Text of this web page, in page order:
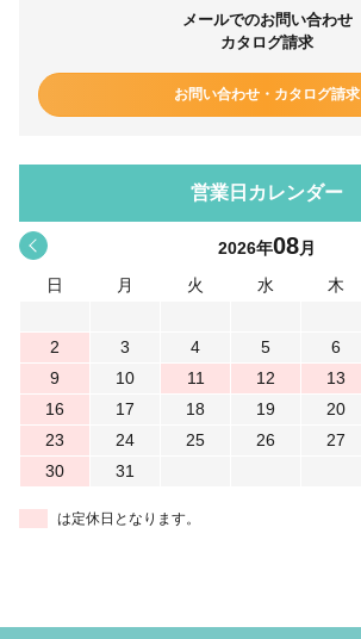
メールでのお問い合わせ
カタログ請求
お問い合わせ・カタログ請求
営業日カレンダー
< 2026年08月
日
月 火 水 木
2
3 4 5 6
9
10 11 12 13
16
17 18 19 20
23
24 25 26 27
30
31
は定休日となります。